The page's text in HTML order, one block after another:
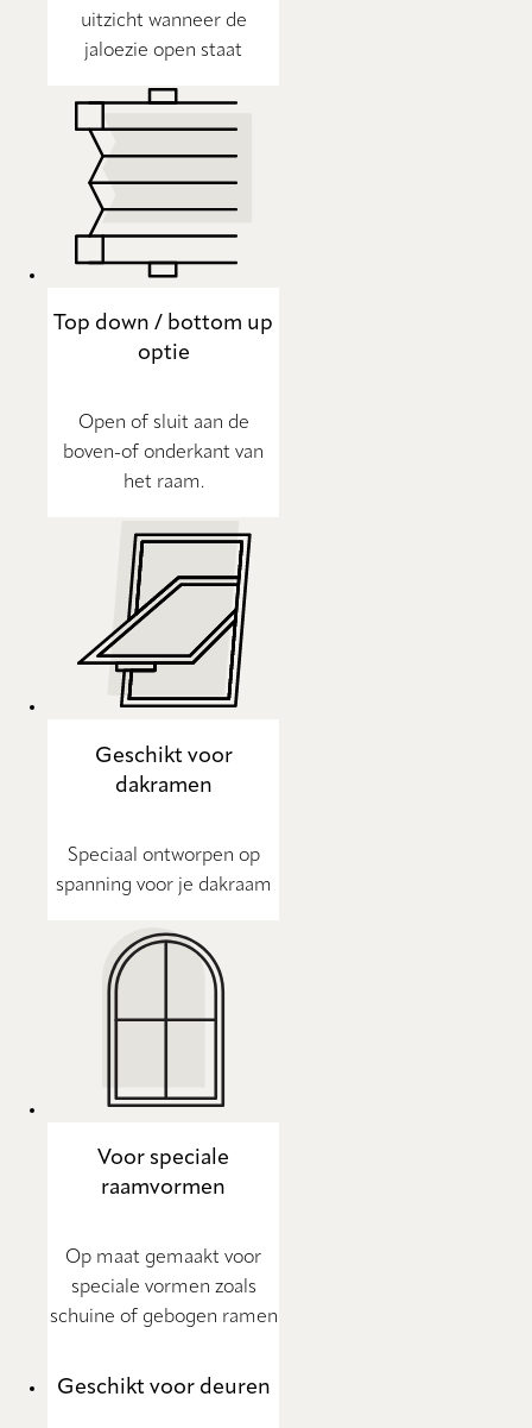
uitzicht wanneer de
jaloezie open staat
Top down / bottom up
optie
Open of sluit aan de
boven-of onderkant van
het raam.
Geschikt voor
dakramen
Speciaal ontworpen op
spanning voor je dakraam
Voor speciale
raamvormen
Op maat gemaakt voor
speciale vormen zoals
schuine of gebogen ramen
Geschikt voor deuren